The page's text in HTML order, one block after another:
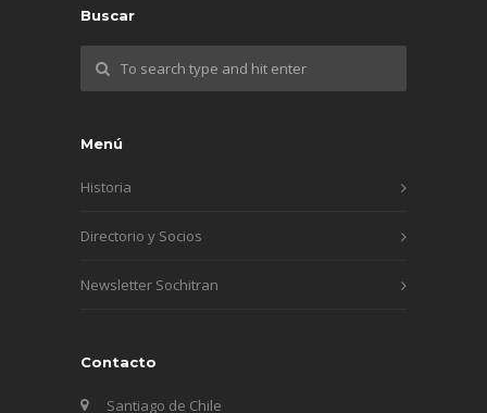
Buscar
Menú
Historia
Directorio y Socios
Newsletter Sochitran
Contacto
Santiago de Chile